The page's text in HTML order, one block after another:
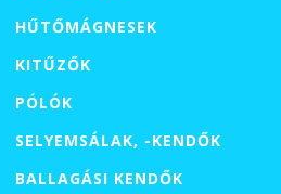
HŰTŐMÁGNESEK
KITŰZŐK
PÓLÓK
SELYEMSÁLAK, -KENDŐK
BALLAGÁSI KENDŐK